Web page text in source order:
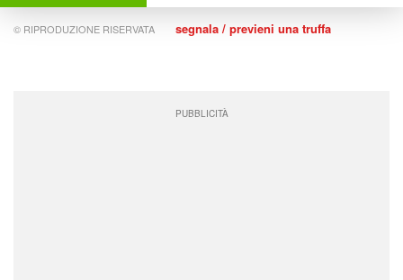
© RIPRODUZIONE RISERVATA segnala / previeni una truffa
PUBBLICITÀ